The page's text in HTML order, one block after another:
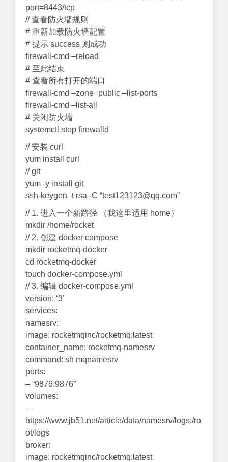
port=8443/tcp
// 查看防火墙规则
# 重新加载防火墙配置
# 提示 success 则成功
firewall-cmd –reload
# 至此结束
# 查看所有打开的端口
firewall-cmd –zone=public –list-ports
firewall-cmd –list-all
# 关闭防火墙
systemctl stop firewalld
// 安装 curl
yum install curl
// git
yum -y install git
ssh-keygen -t rsa -C “test123123@qq.com”
// 1. 进入一个新路径 （我这里适用 home）
mkdir /home/rocket
// 2. 创建 docker compose
mkdir rocketmq-docker
cd rocketmq-docker
touch docker-compose.yml
// 3. 编辑 docker-compose.yml
version: ‘3’
services:
namesrv:
image: rocketmqinc/rocketmq:latest
container_name: rocketmq-namesrv
command: sh mqnamesrv
ports:
– “9876:9876”
volumes:
–
https://www.jb51.net/article/data/namesrv/logs:/ro
ot/logs
broker:
image: rocketmqinc/rocketmq:latest